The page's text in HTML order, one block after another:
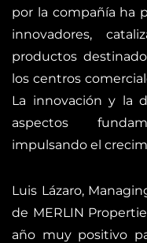
por la compañía ha
innovadores,
productos
los centros
La innovación y la
aspectos
impulsando el
Luis Lázaro,
de MERLIN
año muy positivo